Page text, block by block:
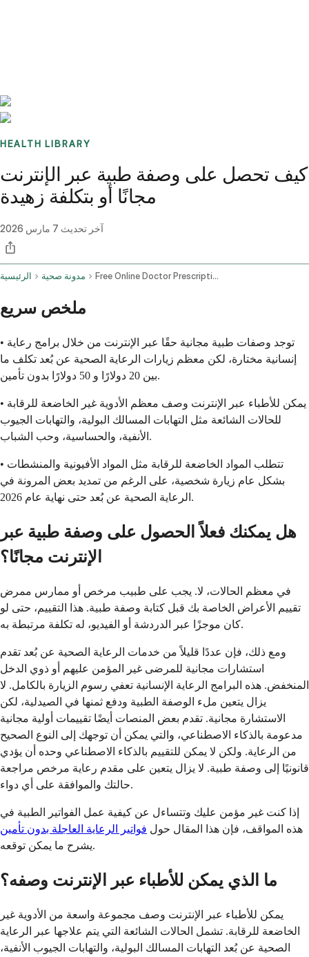
HEALTH LIBRARY
كيف تحصل على وصفة طبية عبر الإنترنت
مجانًا أو بتكلفة زهيدة
آخر تحديث 7 مارس 2026
الرئيسية مدونة صحية Free Online Doctor Prescription
ملخص سريع
• توجد وصفات طبية مجانية حقًا عبر الإنترنت من خلال برامج رعاية
إنسانية مختارة، لكن معظم زيارات الرعاية الصحية عن بُعد تكلف ما
بين 20 دولارًا و 50 دولارًا بدون تأمين.
• يمكن للأطباء عبر الإنترنت وصف معظم الأدوية غير الخاضعة للرقابة
للحالات الشائعة مثل التهابات المسالك البولية، والتهابات الجيوب
الأنفية، والحساسية، وحب الشباب.
• تتطلب المواد الخاضعة للرقابة مثل المواد الأفيونية والمنشطات
بشكل عام زيارة شخصية، على الرغم من تمديد بعض المرونة في
الرعاية الصحية عن بُعد حتى نهاية عام 2026.
هل يمكنك فعلاً الحصول على وصفة طبية عبر
الإنترنت مجانًا؟
في معظم الحالات، لا. يجب على طبيب مرخص أو ممارس ممرض
تقييم الأعراض الخاصة بك قبل كتابة وصفة طبية. هذا التقييم، حتى لو
كان موجزًا عبر الدردشة أو الفيديو، له تكلفة مرتبطة به.
ومع ذلك، فإن عددًا قليلاً من خدمات الرعاية الصحية عن بُعد تقدم
استشارات مجانية للمرضى غير المؤمن عليهم أو ذوي الدخل
المنخفض. هذه البرامج الرعاية الإنسانية تعفي رسوم الزيارة بالكامل. لا
يزال يتعين ملء الوصفة الطبية ودفع ثمنها في الصيدلية، لكن
الاستشارة مجانية. تقدم بعض المنصات أيضًا تقييمات أولية مجانية
مدعومة بالذكاء الاصطناعي، والتي يمكن أن توجهك إلى النوع الصحيح
من الرعاية. ولكن لا يمكن للتقييم بالذكاء الاصطناعي وحده أن يؤدي
قانونيًا إلى وصفة طبية. لا يزال يتعين على مقدم رعاية مرخص مراجعة
حالتك والموافقة على أي دواء.
إذا كنت غير مؤمن عليك وتتساءل عن كيفية عمل الفواتير الطبية في
هذه المواقف، فإن هذا المقال حول فواتير الرعاية العاجلة بدون تأمين
يشرح ما يمكن توقعه.
ما الذي يمكن للأطباء عبر الإنترنت وصفه؟
يمكن للأطباء عبر الإنترنت وصف مجموعة واسعة من الأدوية غير
الخاضعة للرقابة. تشمل الحالات الشائعة التي يتم علاجها عبر الرعاية
الصحية عن بُعد التهابات المسالك البولية، والتهابات الجيوب الأنفية،